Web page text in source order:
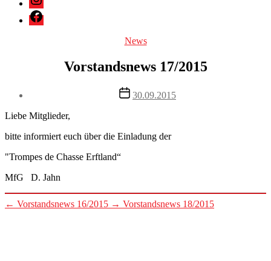
Facebook
Categories
News
Vorstandsnews 17/2015
Post
date
30.09.2015
Liebe Mitglieder,
bitte informiert euch über die Einladung der
"Trompes de Chasse Erftland“
MfG D. Jahn
← Vorstandsnews 16/2015 → Vorstandsnews 18/2015